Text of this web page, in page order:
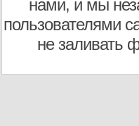
нами, и мы
пользователями
не заливать